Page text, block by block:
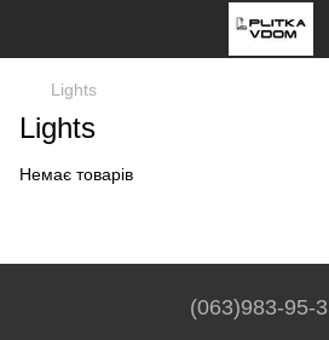
Lights
Lights
Немає товарів
(063)983-95-